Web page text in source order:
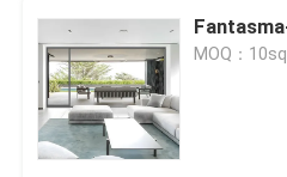
Huis
Producten
MOQ：